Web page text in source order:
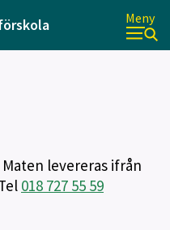
Meny
levereras ifrån
018 727 55 59